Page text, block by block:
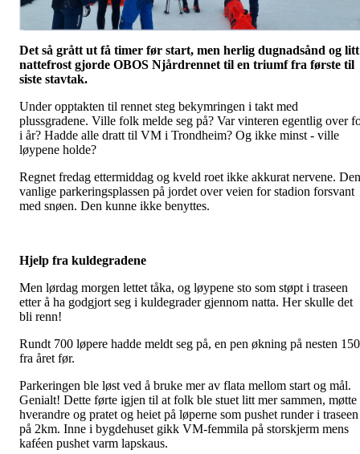
Det så grått ut få timer før start, men herlig dugnadsånd og litt
nattefrost gjorde OBOS Njårdrennet til en triumf fra første til
siste stavtak.
Under opptakten til rennet steg bekymringen i takt med
plussgradene. Ville folk melde seg på? Var vinteren egentlig over
i år? Hadde alle dratt til VM i Trondheim? Og ikke minst - ville
løypene holde?
Regnet fredag ettermiddag og kveld roet ikke akkurat nervene. Den
vanlige parkeringsplassen på jordet over veien for stadion forsvant
med snøen. Den kunne ikke benyttes.
Hjelp fra kuldegradene
Men lørdag morgen lettet tåka, og løypene sto som støpt i traseen
etter å ha godgjort seg i kuldegrader gjennom natta. Her skulle det
bli renn!
Rundt 700 løpere hadde meldt seg på, en pen økning på nesten 150
fra året før.
Parkeringen ble løst ved å bruke mer av flata mellom start og mål.
Genialt! Dette førte igjen til at folk ble stuet litt mer sammen, møtte
hverandre og pratet og heiet på løperne som pushet runder i traseen
på 2km. Inne i bygdehuset gikk VM-femmila på storskjerm mens
kaféen pushet varm lapskaus.